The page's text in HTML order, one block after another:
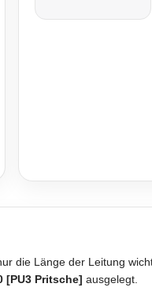
die Länge der Leitung
[PU3 Pritsche] ausgelegt.